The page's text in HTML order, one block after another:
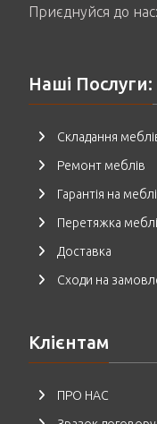
Приєднуйся до нас:
Наші Послуги:
Складання
Ремонт меблів
Гарантія на меблі
Перетяжка
Доставка
Сходи на
Клієнтам
ПРО НАС